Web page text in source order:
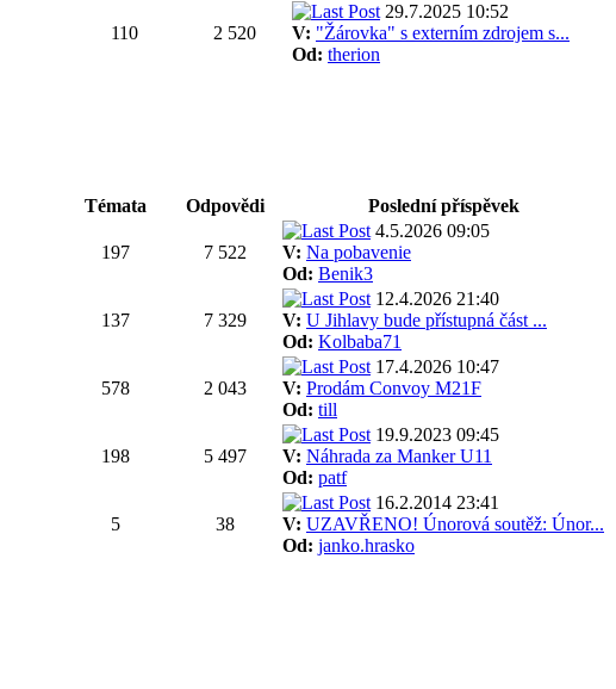
110 2 520
29.7.2025 10:52
V: "Žárovka" s externím zdrojem s...
Od: therion
Témata Odpovědi
Poslední příspěvek
197 7 522
4.5.2026 09:05
V: Na pobavenie
Od: Benik3
137 7 329
12.4.2026 21:40
V: U Jihlavy bude přístupná část ...
Od: Kolbaba71
578 2 043
17.4.2026 10:47
V: Prodám Convoy M21F
Od: till
198 5 497
19.9.2023 09:45
V: Náhrada za Manker U11
Od: patf
5 38
16.2.2014 23:41
V: UZAVŘENO! Únorová soutěž: Únor...
Od: janko.hrasko